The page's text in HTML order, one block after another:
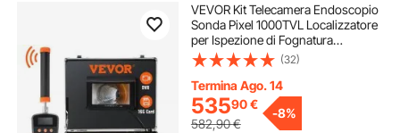
VEVOR Kit Telecamera Endoscopio
Sonda Pixel 1000TVL Localizzatore
per Ispezione di Fognatura
Schermo LCD Colorata 7 Pollici,
Telecamera Ispezione Sonda Cavo
da 40m per Tubi Angolazione Visiva
130°
(32)
Termina Ago. 14
53590€
582,90€
-8%